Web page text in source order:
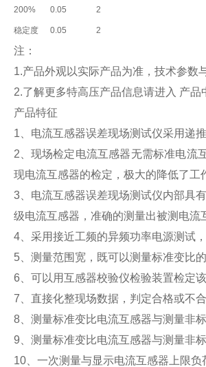
200% 0.05 2
稳定度 0.05 2
注：
1.产品外观以实际产品为准，技术参数
2.了解更多特高压产品信息请进入 产品
产品特征
1、电流互感器误差现场测试仪采用递
2、现场检定电流互感器无需标准电流
现电流互感器的检定，极大的降低了
3、电流互感器误差现场测试仪内部具
级电流互感器，准确的测量出被测电
4、采用接近工频的异频功率电源测试
5、测量范围宽，既可以测量标准变比
6、可以用互感器校验仪检验装置检定
7、直接化整现场数据，判定合格或不
8、测量标准变比电流互感器与测量非
9、测量标准变比电流互感器与测量非
10、一次测量与显示电流互感器上限负